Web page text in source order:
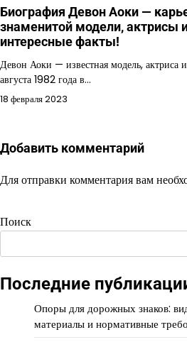
Биография Девон Аоки —
знаменитой модели, актрисы
интересные факты!
Девон Аоки — известная модель, актриса
августа 1982 года в…
18 февраля 2023
Добавить комментарий
Для отправки комментария вам
Поиск
Последние
Опоры для дорожных знаков:
материалы и нормативные